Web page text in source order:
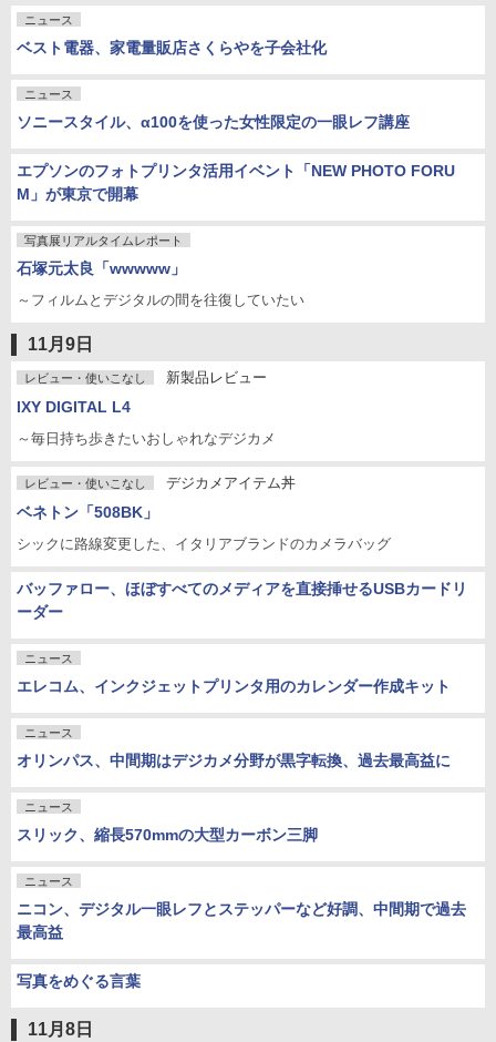
ニュース
ベスト電器、家電量販店さくらやを子会社化
ニュース
ソニースタイル、α100を使った女性限定の一眼レフ講座
エプソンのフォトプリンタ活用イベント「NEW PHOTO FORU
M」が東京で開幕
写真展リアルタイムレポート
石塚元太良「wwwww」
～フィルムとデジタルの間を往復していたい
11月9日
レビュー・使いこなし 新製品レビュー
IXY DIGITAL L4
～毎日持ち歩きたいおしゃれなデジカメ
レビュー・使いこなし デジカメアイテム丼
ベネトン「508BK」
シックに路線変更した、イタリアブランドのカメラバッグ
バッファロー、ほぼすべてのメディアを直接挿せるUSBカードリ
ーダー
ニュース
エレコム、インクジェットプリンタ用のカレンダー作成キット
ニュース
オリンパス、中間期はデジカメ分野が黒字転換、過去最高益に
ニュース
スリック、縮長570mmの大型カーボン三脚
ニュース
ニコン、デジタル一眼レフとステッパーなど好調、中間期で過去
最高益
写真をめぐる言葉
11月8日